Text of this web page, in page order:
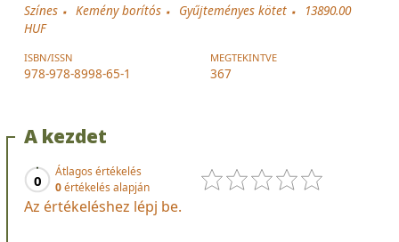
Színes Kemény borítós Gyűjteményes kötet
13890.00
HUF
ISBN/ISSN
978-978-8998-65-1
MEGTEKINTVE
367
A kezdet
0
Átlagos értékelés
0értékelés alapján
Az értékeléshez lépj be.